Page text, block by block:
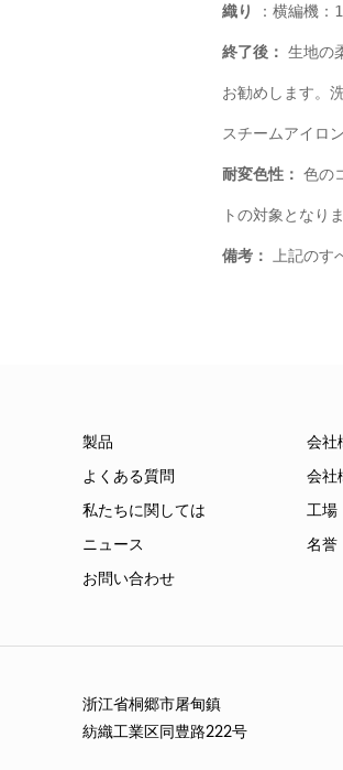
織り ：横編機
終了後： 生地の
お勧めします。
スチームアイロ
耐変色性： 色の
トの対象となり
備考： 上記の
製品
よくある質問
私たちに関しては
ニュース
お問い合わせ
会社
会社
工場
名誉
浙江省桐郷市屠甸鎮
紡織工業区同豊路222号